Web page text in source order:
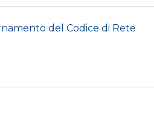
del Codice di Rete